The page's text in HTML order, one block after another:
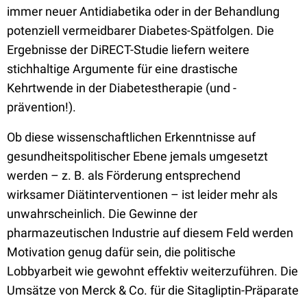
immer neuer Antidiabetika oder in der Behandlung
potenziell vermeidbarer Diabetes-Spätfolgen. Die
Ergebnisse der DiRECT-Studie liefern weitere
stichhaltige Argumente für eine drastische
Kehrtwende in der Diabetestherapie (und -
prävention!).
Ob diese wissenschaftlichen Erkenntnisse auf
gesundheitspolitischer Ebene jemals umgesetzt
werden – z. B. als Förderung entsprechend
wirksamer Diätinterventionen – ist leider mehr als
unwahrscheinlich. Die Gewinne der
pharmazeutischen Industrie auf diesem Feld werden
Motivation genug dafür sein, die politische
Lobbyarbeit wie gewohnt effektiv weiterzuführen. Die
Umsätze von Merck & Co. für die Sitagliptin-Präparate